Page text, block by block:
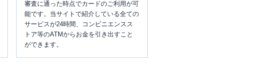
審査に通った時点でカードのご利用が可
能です。当サイトで紹介している全ての
サービスが24時間、コンビニエンスス
トア等のATMからお金を引き出すこと
ができます。